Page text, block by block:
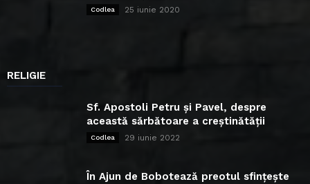
Codlea 25 iunie 2020
RELIGIE
Sf. Apostoli Petru și Pavel, despre
această sărbătoare a creștinătății
Codlea 29 iunie 2022
În Ajun de Bobotează preotul sfințește